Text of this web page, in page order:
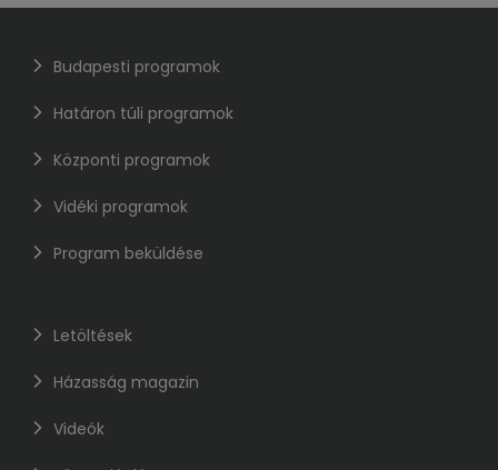
Budapesti programok
Határon túli programok
Központi programok
Vidéki programok
Program beküldése
Letöltések
Házasság magazin
Videók